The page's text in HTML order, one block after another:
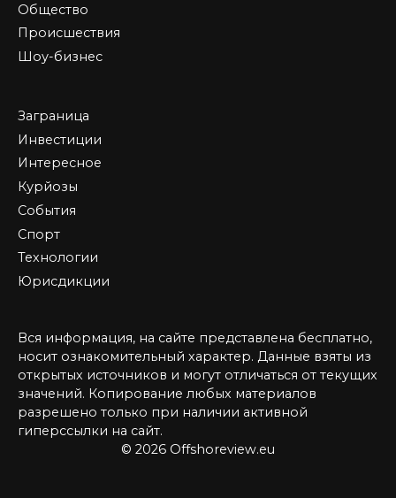
Общество
Происшествия
Шоу-бизнес
Заграница
Инвестиции
Интересное
Курйозы
События
Спорт
Технологии
Юрисдикции
Вся информация, на сайте представлена бесплатно,
носит ознакомительный характер. Данные взяты из
открытых источников и могут отличаться от текущих
значений. Копирование любых материалов
разрешено только при наличии активной
гиперссылки на сайт.
© 2026 Offshoreview.eu